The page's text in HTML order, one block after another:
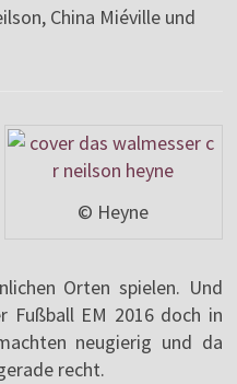
China Miéville und
© Heyne
Orten spielen. Und
Fußball EM 2016 doch in
neugierig und da
recht.